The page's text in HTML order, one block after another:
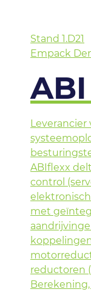
Stand 1.D21
Empack
ABIflexx
control
met
reductoren